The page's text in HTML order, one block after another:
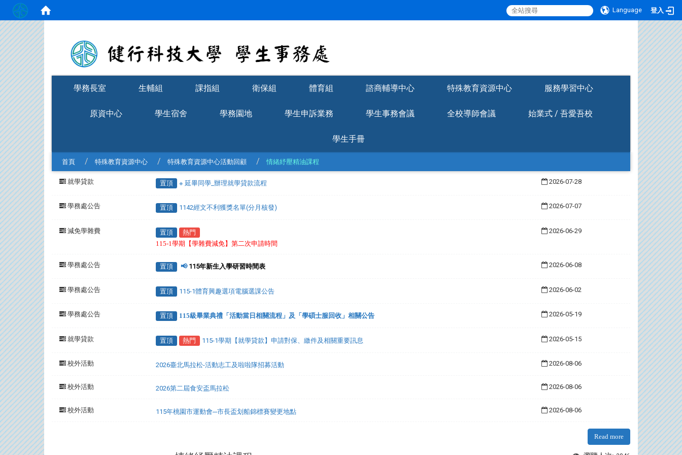
Language 登入
學務長室 生輔組 課指組 衛保組 體育組 諮商輔導中心 特殊教育資源中心 服務學習中心
原資中心 學生宿舍 學務園地 學生申訴業務 學生事務會議 全校導師會議 始業式 / 吾愛吾校
學生手冊
首頁 特殊教育資源中心 特殊教育資源中心活動回顧 情緒紓壓精油課程
就學貸款 置頂 ※ 延畢同學_辦理就學貸款流程 2026-07-28
學務處公告 置頂 1142經文不利獲獎名單(分月核發) 2026-07-07
減免學雜費 置頂
熱門
115-1學期【學雜費減免】第二次申請時間
2026-06-29
學務處公告 置頂 📢115年新生入學研習時間表 2026-06-08
學務處公告 置頂 115-1體育興趣選項電腦選課公告 2026-06-02
學務處公告 置頂 115級畢業典禮「活動當日相關流程」及「學碩士服回收」相關公告 2026-05-19
就學貸款 置頂 熱門 115-1學期【就學貸款】申請對保、繳件及相關重要訊息 2026-05-15
校外活動 2026臺北馬拉松-活動志工及啦啦隊招募活動 2026-08-06
校外活動 2026第二屆食安盃馬拉松 2026-08-06
校外活動 115年桃園市運動會─市長盃划船錦標賽變更地點 2026-08-06
Read more